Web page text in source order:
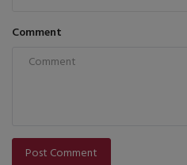
Comment
Post Comment